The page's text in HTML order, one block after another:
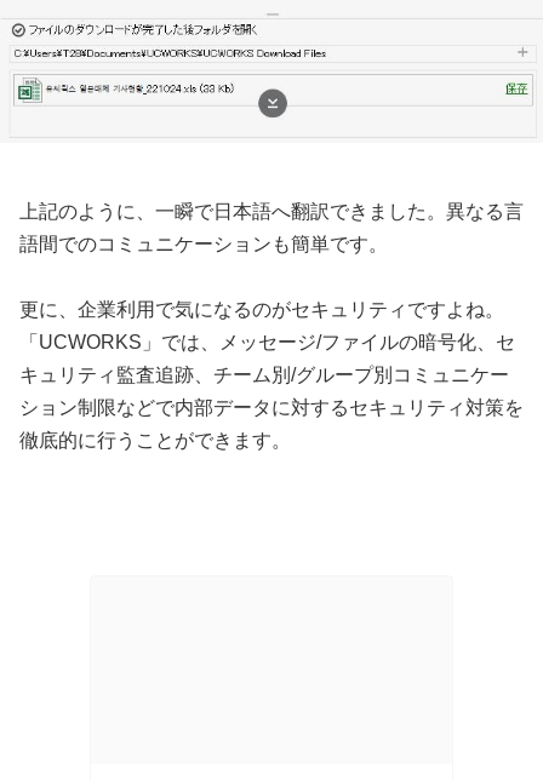
上記のように、一瞬で日本語へ翻訳できました。異なる言
語間でのコミュニケーションも簡単です。
更に、企業利用で気になるのがセキュリティですよね。
「UCWORKS」では、メッセージ/ファイルの暗号化、セ
キュリティ監査追跡、チーム別/グループ別コミュニケー
ション制限などで内部データに対するセキュリティ対策を
徹底的に行うことができます。